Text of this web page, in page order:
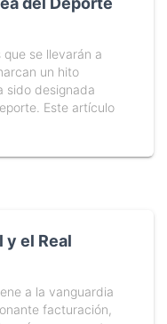
se llevarán a
un hito
sido designada
Este artículo
y el Real
a la vanguardia
facturación,